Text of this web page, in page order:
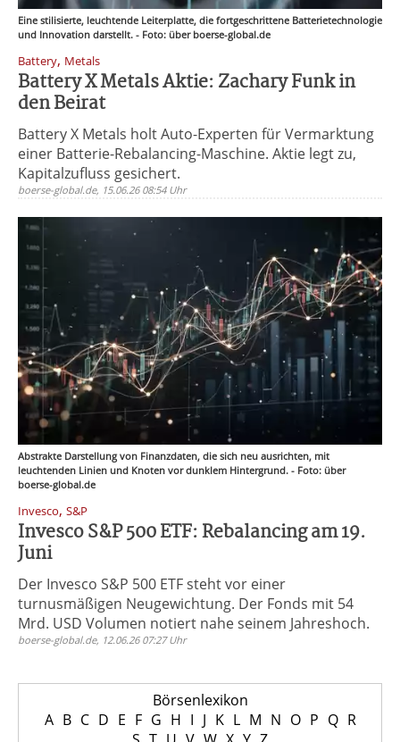
Eine stilisierte, leuchtende Leiterplatte, die fortgeschrittene Batterietechnologie
und Innovation darstellt. - Foto: über boerse-global.de
Battery, Metals
Battery X Metals Aktie: Zachary Funk in
den Beirat
Battery X Metals holt Auto-Experten für Vermarktung
einer Batterie-Rebalancing-Maschine. Aktie legt zu,
Kapitalzufluss gesichert.
boerse-global.de, 15.06.26 08:54 Uhr
Abstrakte Darstellung von Finanzdaten, die sich neu ausrichten, mit
leuchtenden Linien und Knoten vor dunklem Hintergrund. - Foto: über
boerse-global.de
Invesco, S&P
Invesco S&P 500 ETF: Rebalancing am 19.
Juni
Der Invesco S&P 500 ETF steht vor einer
turnusmäßigen Neugewichtung. Der Fonds mit 54
Mrd. USD Volumen notiert nahe seinem Jahreshoch.
boerse-global.de, 12.06.26 07:27 Uhr
Börsenlexikon
A B C D E F G H I J K L M N O P Q R